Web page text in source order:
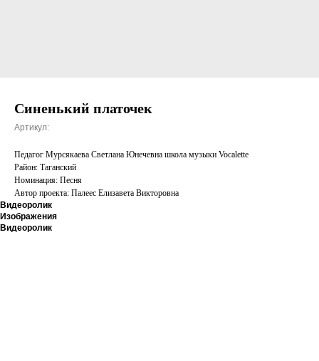
Синенький платочек
Артикул:
Педагог Мурсякаева Светлана Юнечевна школа музыки Vocalette
Район: Таганский
Номинация: Песня
Автор проекта: Палеес Елизавета Викторовна
Видеоролик
Изображения
Видеоролик